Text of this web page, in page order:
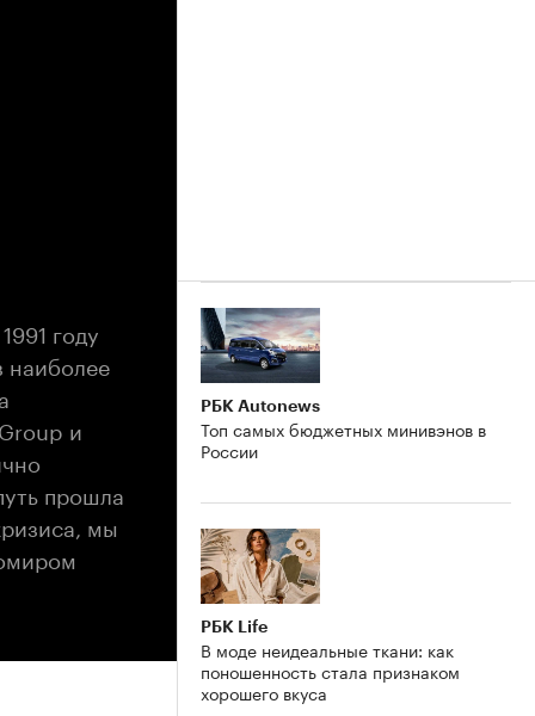
году
наиболее
и
прошла
мы
РБК Autonews
Топ самых бюджетных минивэнов в
России
РБК Life
В моде неидеальные ткани: как
поношенность стала признаком
хорошего вкуса